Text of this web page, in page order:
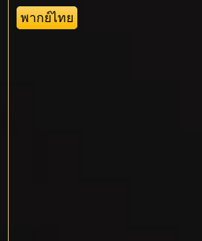
พากย์ไทย